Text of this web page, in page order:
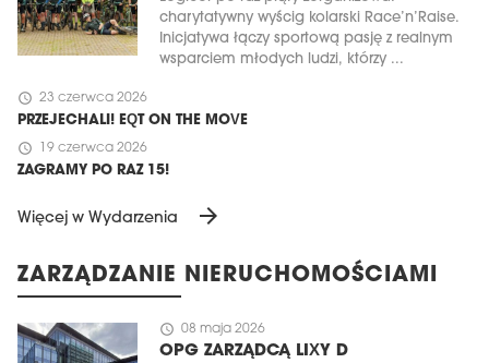
charytatywny wyścig kolarski Race’n’Raise.
Inicjatywa łączy sportową pasję z realnym
wsparciem młodych ludzi, którzy ...
schedule 23 czerwca 2026
PRZEJECHALI! EQT ON THE MOVE
schedule 19 czerwca 2026
ZAGRAMY PO RAZ 15!
Więcej w Wydarzenia arrow_forward
ZARZĄDZANIE NIERUCHOMOŚCIAMI
schedule 08 maja 2026
OPG ZARZĄDCĄ LIXY D